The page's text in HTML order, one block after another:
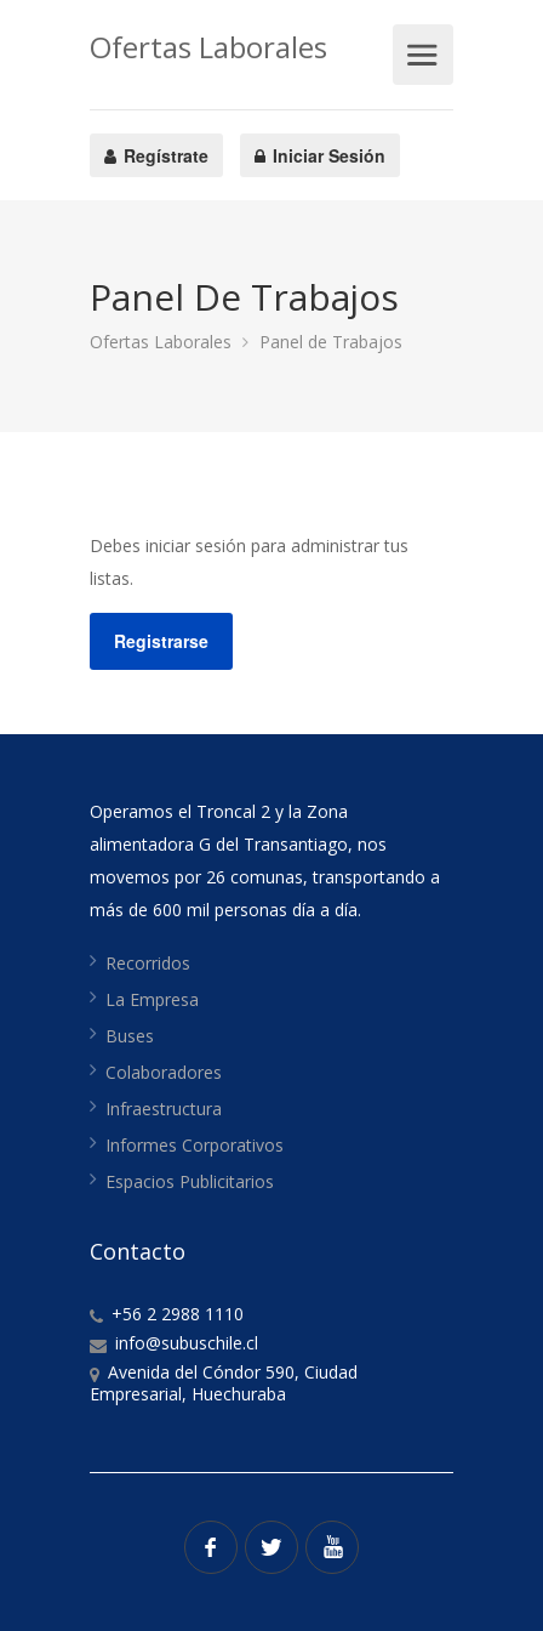
Ofertas Laborales
Regístrate Iniciar Sesión
Panel De Trabajos
Ofertas Laborales Panel de Trabajos
Debes iniciar sesión para administrar tus
listas.
Registrarse
Operamos el Troncal 2 y la Zona
alimentadora G del Transantiago, nos
movemos por 26 comunas, transportando a
más de 600 mil personas día a día.
Recorridos
La Empresa
Buses
Colaboradores
Infraestructura
Informes Corporativos
Espacios Publicitarios
Contacto
+56 2 2988 1110
info@subuschile.cl
Avenida del Cóndor 590, Ciudad
Empresarial, Huechuraba